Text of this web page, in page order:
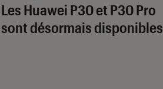
Les Huawei P30 et P30 Pro
sont désormais disponibles